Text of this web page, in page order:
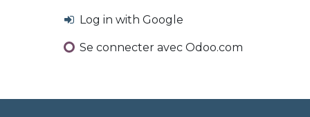
Log in with Google
Se connecter avec Odoo.com